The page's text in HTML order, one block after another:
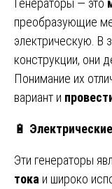
Генераторы — это
преобразующие
электрическую. В
конструкции, они
Понимание их
вариант и
🔋
Эти генераторы
тока и широко